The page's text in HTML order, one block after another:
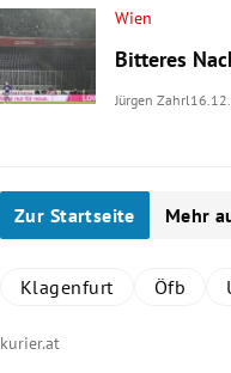
Wien
Bitteres
Jürgen Zahrl
Zur Startseite Mehr
Klagenfurt Öfb
kurier.at